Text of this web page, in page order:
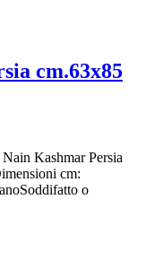
cm.63x85
Kashmar Persia
cm:
o